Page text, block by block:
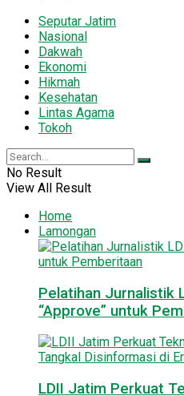
Seputar Jatim
Nasional
Dakwah
Ekonomi
Hikmah
Kesehatan
Lintas Agama
Tokoh
No Result
View All Result
Home
Lamongan
Pelatihan Jurnalistik
“Approve” untuk
LDII Jatim Perkuat